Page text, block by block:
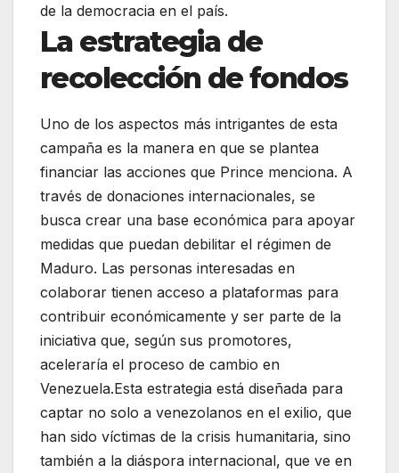
de la democracia en el país.
La estrategia de
recolección de fondos
Uno de los aspectos más intrigantes de esta
campaña es la manera en que se plantea
financiar las acciones que Prince menciona. A
través de donaciones internacionales, se
busca crear una base económica para apoyar
medidas que puedan debilitar el régimen de
Maduro. Las personas interesadas en
colaborar tienen acceso a plataformas para
contribuir económicamente y ser parte de la
iniciativa que, según sus promotores,
aceleraría el proceso de cambio en
Venezuela.Esta estrategia está diseñada para
captar no solo a venezolanos en el exilio, que
han sido víctimas de la crisis humanitaria, sino
también a la diáspora internacional, que ve en